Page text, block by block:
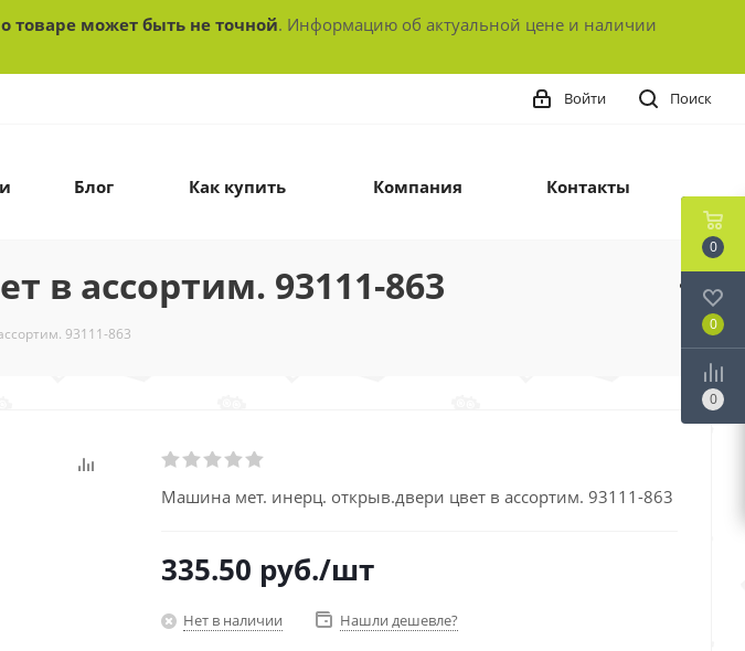
товаре может быть не точной. Информацию об актуальной цене и наличии
Поиск
Войти
Блог Как купить Компания Контакты
в ассортим. 93111-863
93111-863
Машина мет. инерц. открыв.двери цвет в ассортим. 93111-863
335.50 руб./шт
Нет в наличии Нашли дешевле?
0
0
0